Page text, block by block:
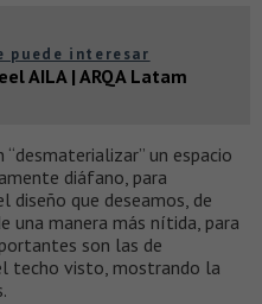
puede interesar
AILA | ARQA Latam
un espacio
diáfano, para
que deseamos, de
una manera más nítida, para
son las de
techo visto, mostrando la